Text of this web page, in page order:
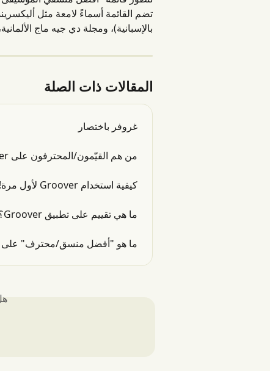
تضم القائمة أسماءً لامعة مثل
بالإسبانية)، ومجلة دي جيه ماج
المقالات ذات الصلة
غروفر باختصار
من هم القيّمون/المحترفون على Groover؟
كيفية استخدام Groover لأول مرة!
ما هي تقييم على تطبيق Groover؟ هل هي خاصة؟
ما هو "أفضل منسق/محترف" على Groover؟